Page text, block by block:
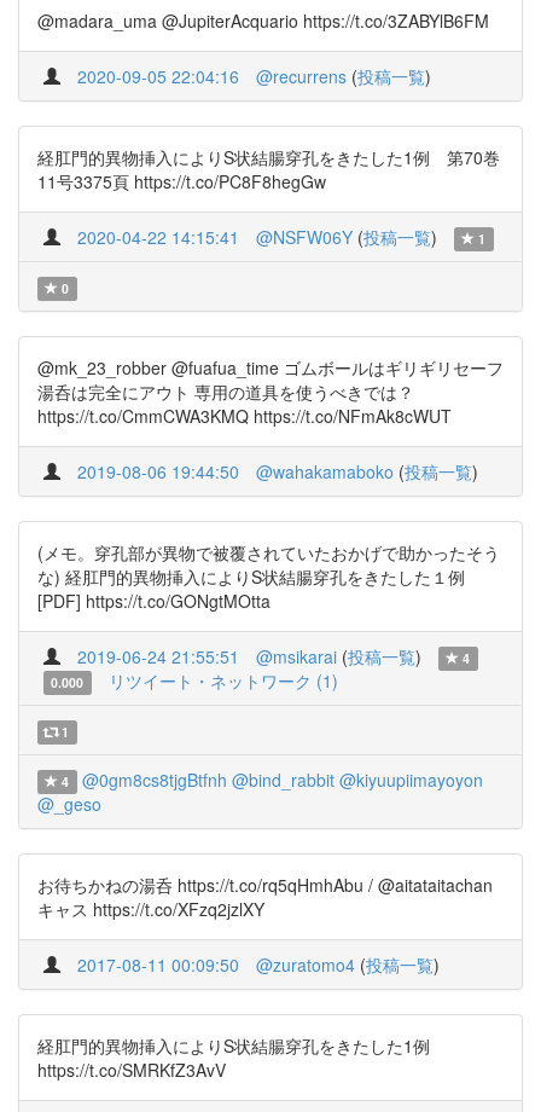
@madara_uma @JupiterAcquario https://t.co/3ZABYlB6FM
2020-09-05 22:04:16 @recurrens (投稿一覧)
経肛門的異物挿入によりS状結腸穿孔をきたした1例 第70巻
11号3375頁 https://t.co/PC8F8hegGw
2020-04-22 14:15:41 @NSFW06Y (投稿一覧) 1
0
@mk_23_robber @fuafua_time ゴムボールはギリギリセーフ
湯呑は完全にアウト 専用の道具を使うべきでは？
https://t.co/CmmCWA3KMQ https://t.co/NFmAk8cWUT
2019-08-06 19:44:50 @wahakamaboko (投稿一覧)
(メモ。穿孔部が異物で被覆されていたおかげで助かったそう
な) 経肛門的異物挿入によりS状結腸穿孔をきたした１例
[PDF] https://t.co/GONgtMOtta
2019-06-24 21:55:51 @msikarai (投稿一覧)
4
0.000
リツイート・ネットワーク (1)
1
4 @0gm8cs8tjgBtfnh @bind_rabbit @kiyuupiimayoyon
@_geso
お待ちかねの湯呑 https://t.co/rq5qHmhAbu / @aitataitachan
キャス https://t.co/XFzq2jzlXY
2017-08-11 00:09:50 @zuratomo4 (投稿一覧)
経肛門的異物挿入によりS状結腸穿孔をきたした1例
https://t.co/SMRKfZ3AvV